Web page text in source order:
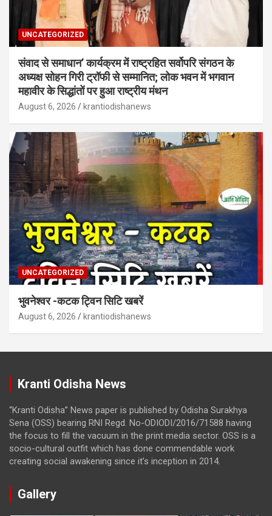
UNCATEGORIZED
संवाद से समाधान’ कार्यक्रम में राष्ट्रहित सर्वोपरि संगठन के
अध्यक्ष सोहन गिरी ट्रॉफी से सम्मानित; लोक भवन में भगवान
महावीर के सिद्धांतों पर हुआ राष्ट्रीय मंथन
August 6, 2026 krantiodishanews
UNCATEGORIZED
भुवनेश्वर -कटक ट्विन सिटि खबरें
August 6, 2026 krantiodishanews
Kranti Odisha News
“Kranti Odisha” News paper is published by Odisha Surakhya
Sena (OSS) bearing RNI Regd. No-ODIODI/2016/71588 having
the focus to fill the vacuum in the print media sector. OSS is a
socio-cultural outfit which has done commendable work
creating social awakening since it’s inception in 2014.
Gallery